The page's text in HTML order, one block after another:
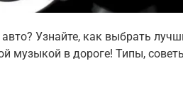
Узнайте, как выбрать
музыкой в дороге! Типы,